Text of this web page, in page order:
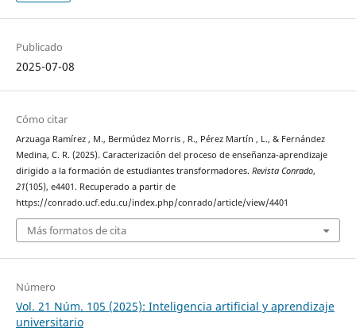
Publicado
2025-07-08
Cómo citar
Arzuaga Ramírez , M., Bermúdez Morris , R., Pérez Martín , L., & Fernández
Medina, C. R. (2025). Caracterización del proceso de enseñanza-aprendizaje
dirigido a la formación de estudiantes transformadores. Revista Conrado,
21(105), e4401. Recuperado a partir de
https://conrado.ucf.edu.cu/index.php/conrado/article/view/4401
Más formatos de cita
Número
Vol. 21 Núm. 105 (2025): Inteligencia artificial y aprendizaje
universitario